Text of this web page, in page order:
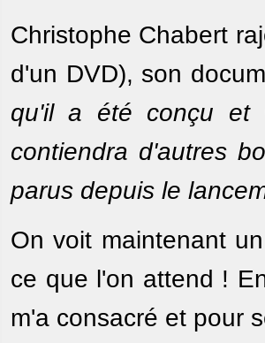
Christophe Chabert
d'un DVD), son
qu'il a été conçu et
contiendra d'autres
parus depuis le
On voit maintenant
ce que l'on attend !
m'a consacré et pour